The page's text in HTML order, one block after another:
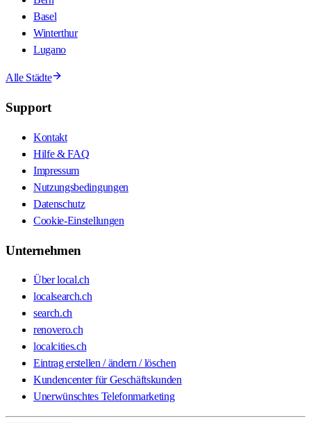
Basel
Winterthur
Lugano
Alle Städte
Support
Kontakt
Hilfe & FAQ
Impressum
Nutzungsbedingungen
Datenschutz
Cookie-Einstellungen
Unternehmen
Über local.ch
localsearch.ch
search.ch
renovero.ch
localcities.ch
Eintrag erstellen / ändern / löschen
Kundencenter für Geschäftskunden
Unerwünschtes Telefonmarketing